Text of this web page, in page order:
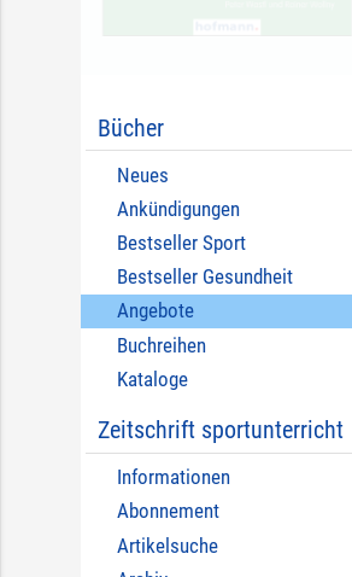
Bücher
Neues
Ankündigungen
Bestseller Sport
Bestseller Gesundheit
Angebote
Buchreihen
Kataloge
Zeitschrift sportunterricht
Informationen
Abonnement
Artikelsuche